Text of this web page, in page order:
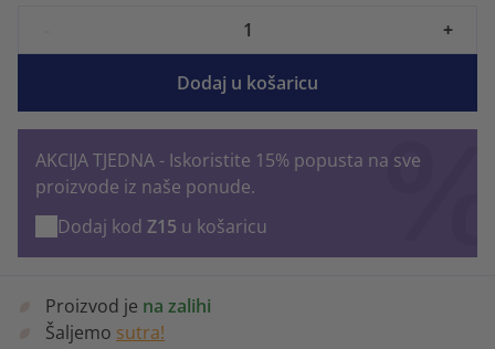
+
Dodaj u košaricu
AKCIJA TJEDNA - Iskoristite 15% popusta na sve
proizvode iz naše ponude.
Dodaj kod Z15 u košaricu
Proizvod je na zalihi
Šaljemo sutra!